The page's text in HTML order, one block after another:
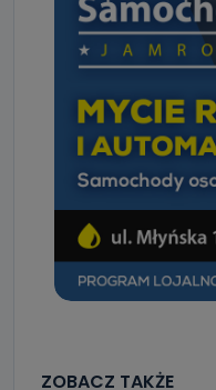
ZOBACZ TAKŻE